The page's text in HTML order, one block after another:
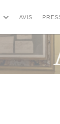
AVIS